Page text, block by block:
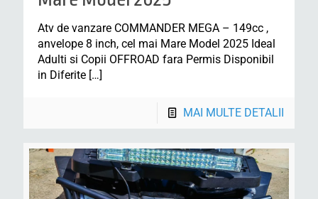
Atv de vanzare COMMANDER MEGA – 149cc ,
anvelope 8 inch, cel mai Mare Model 2025 Ideal
Adulti si Copii OFFROAD fara Permis Disponibil
in Diferite […]
MAI MULTE DETALII